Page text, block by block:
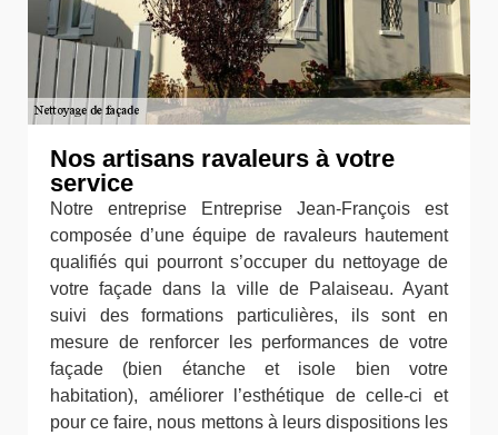
Nos artisans ravaleurs à votre
service
Notre entreprise Entreprise Jean-François est
composée d’une équipe de ravaleurs hautement
qualifiés qui pourront s’occuper du nettoyage de
votre façade dans la ville de Palaiseau. Ayant
suivi des formations particulières, ils sont en
mesure de renforcer les performances de votre
façade (bien étanche et isole bien votre
habitation), améliorer l’esthétique de celle-ci et
pour ce faire, nous mettons à leurs dispositions les